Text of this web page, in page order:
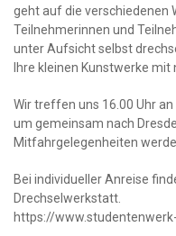
geht auf die verschiedenen
Teilnehmerinnen und
unter Aufsicht selbst
Ihre kleinen Kunstwerke mit
Wir treffen uns 16.00 Uhr
um gemeinsam nach
Mitfahrgelegenheiten
Bei individueller Anreise
Drechselwerkstatt.
https://